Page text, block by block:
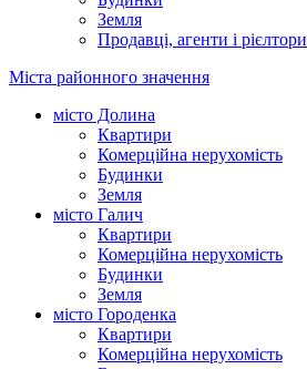
Земля
Продавці, агенти і рієлтори
Міста районного значення
місто Долина
Квартири
Комерційна нерухомість
Будинки
Земля
місто Галич
Квартири
Комерційна нерухомість
Будинки
Земля
місто Городенка
Квартири
Комерційна нерухомість